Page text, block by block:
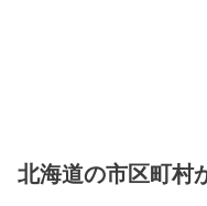
北海道の市区町村